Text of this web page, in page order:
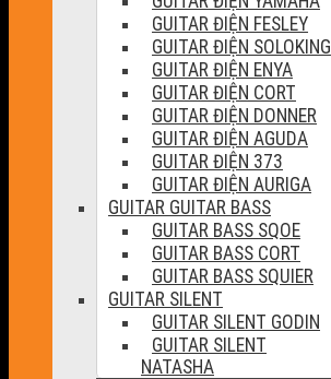
GUITAR ĐIỆN FESLEY
GUITAR ĐIỆN SOLOKING
GUITAR ĐIỆN ENYA
GUITAR ĐIỆN CORT
GUITAR ĐIỆN DONNER
GUITAR ĐIỆN AGUDA
GUITAR ĐIỆN 373
GUITAR ĐIỆN AURIGA
GUITAR GUITAR BASS
GUITAR BASS SQOE
GUITAR BASS CORT
GUITAR BASS SQUIER
GUITAR SILENT
GUITAR SILENT GODIN
GUITAR SILENT
NATASHA